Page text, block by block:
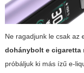
Ne ragadjunk le csak az
dohánybolt e cigaretta
próbáljuk ki más ízű e-